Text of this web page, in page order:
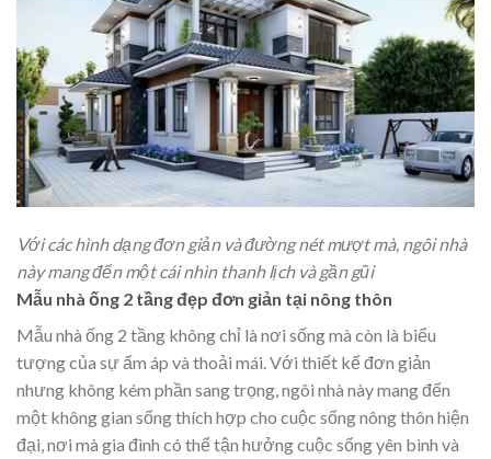
Với các hình dạng đơn giản và đường nét mượt mà, ngôi nhà
này mang đến một cái nhìn thanh lịch và gần gũi
Mẫu nhà ống 2 tầng đẹp đơn giản tại nông thôn
Mẫu nhà ống 2 tầng không chỉ là nơi sống mà còn là biểu
tượng của sự ấm áp và thoải mái. Với thiết kế đơn giản
nhưng không kém phần sang trọng, ngôi nhà này mang đến
một không gian sống thích hợp cho cuộc sống nông thôn hiện
đại, nơi mà gia đình có thể tận hưởng cuộc sống yên bình và